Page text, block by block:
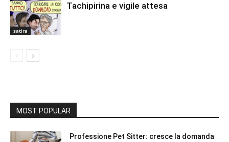
satira
Tachipirina e vigile attesa
MOST POPULAR
Professione Pet Sitter: cresce la domanda